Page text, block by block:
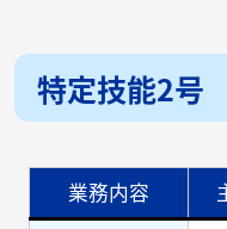
特定技能2号
業務内容